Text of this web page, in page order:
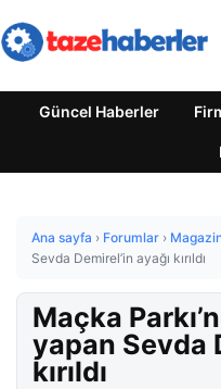
Güncel Haberler
Ana sayfa › Forumlar ›
Sevda Demirel’in ayağı kırıldı
Maçka
yapan Sevda
kırıldı